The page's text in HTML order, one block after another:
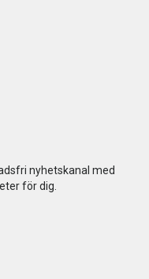
nyhetskanal med
för dig.